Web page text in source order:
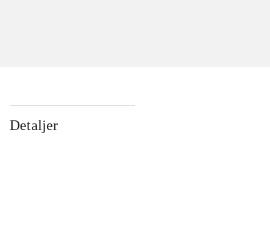
Detaljer